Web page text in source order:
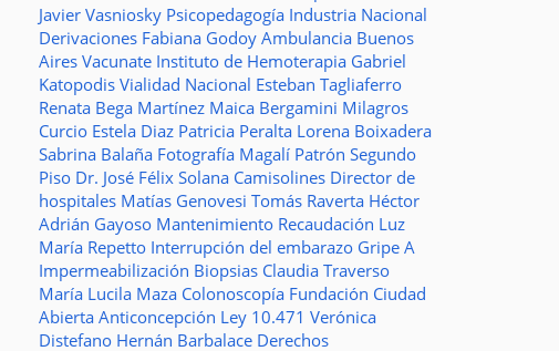
Javier Vasniosky Psicopedagogía Industria Nacional
Derivaciones Fabiana Godoy Ambulancia Buenos
Aires Vacunate Instituto de Hemoterapia Gabriel
Katopodis Vialidad Nacional Esteban Tagliaferro
Renata Bega Martínez Maica Bergamini Milagros
Curcio Estela Diaz Patricia Peralta Lorena Boixadera
Sabrina Balaña Fotografía Magalí Patrón Segundo
Piso Dr. José Félix Solana Camisolines Director de
hospitales Matías Genovesi Tomás Raverta Héctor
Adrián Gayoso Mantenimiento Recaudación Luz
María Repetto Interrupción del embarazo Gripe A
Impermeabilización Biopsias Claudia Traverso
María Lucila Maza Colonoscopía Fundación Ciudad
Abierta Anticoncepción Ley 10.471 Verónica
Distefano Hernán Barbalace Derechos